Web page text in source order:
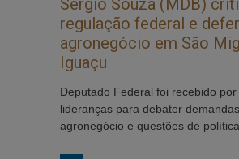
Sérgio Souza (MDB)
regulação federal e
agronegócio em São
Iguaçu
Deputado Federal foi recebido
lideranças para debater
agronegócio e questões de